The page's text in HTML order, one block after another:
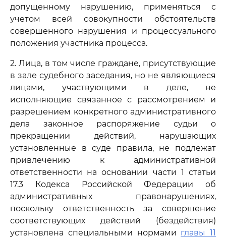
допущенному нарушению, применяться с
учетом всей совокупности обстоятельств
совершенного нарушения и процессуального
положения участника процесса.
2. Лица, в том числе граждане, присутствующие
в зале судебного заседания, но не являющиеся
лицами, участвующими в деле, не
исполняющие связанное с рассмотрением и
разрешением конкретного административного
дела законное распоряжение судьи о
прекращении действий, нарушающих
установленные в суде правила, не подлежат
привлечению к административной
ответственности на основании части 1 статьи
17.3 Кодекса Российской Федерации об
административных правонарушениях,
поскольку ответственность за совершение
соответствующих действий (бездействия)
установлена специальными нормами главы 11